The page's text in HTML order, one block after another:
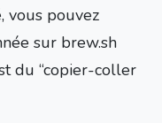
vous pouvez
sur brew.sh
du “copier-coller